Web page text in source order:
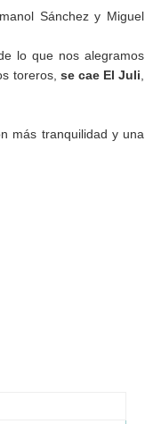
Sánchez y Miguel
de lo que nos alegramos
toreros, se cae El Juli
más tranquilidad y una